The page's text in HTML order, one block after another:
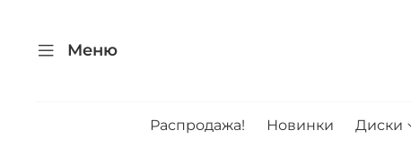
Меню
Распродажа! Новинки Диски